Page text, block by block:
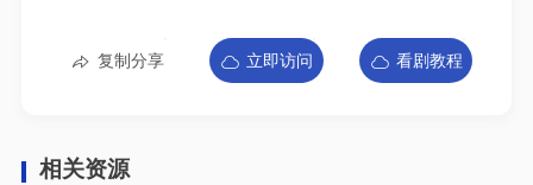
复制分享 立即访问 看剧教程
相关资源